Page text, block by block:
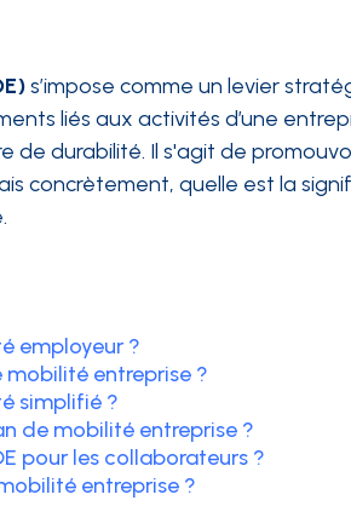
s’impose comme un levier
liés aux activités d’une
de durabilité. Il s'agit de
concrètement, quelle est la
employeur ?
entreprise ?
simplifié ?
de mobilité entreprise ?
pour les collaborateurs ?
entreprise ?